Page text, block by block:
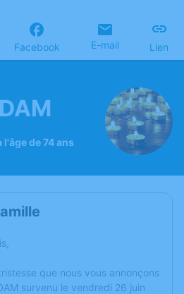
Facebook E-mail Lien
de 74 ans
que nous vous annonçons
survenu le vendredi 26 juin